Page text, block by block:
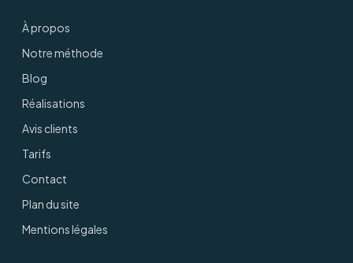
À propos
Notre méthode
Blog
Réalisations
Avis clients
Tarifs
Contact
Plan du site
Mentions légales